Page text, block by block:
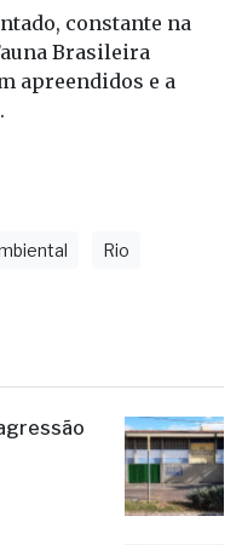
constante na
Brasileira
apreendidos e a
Rio